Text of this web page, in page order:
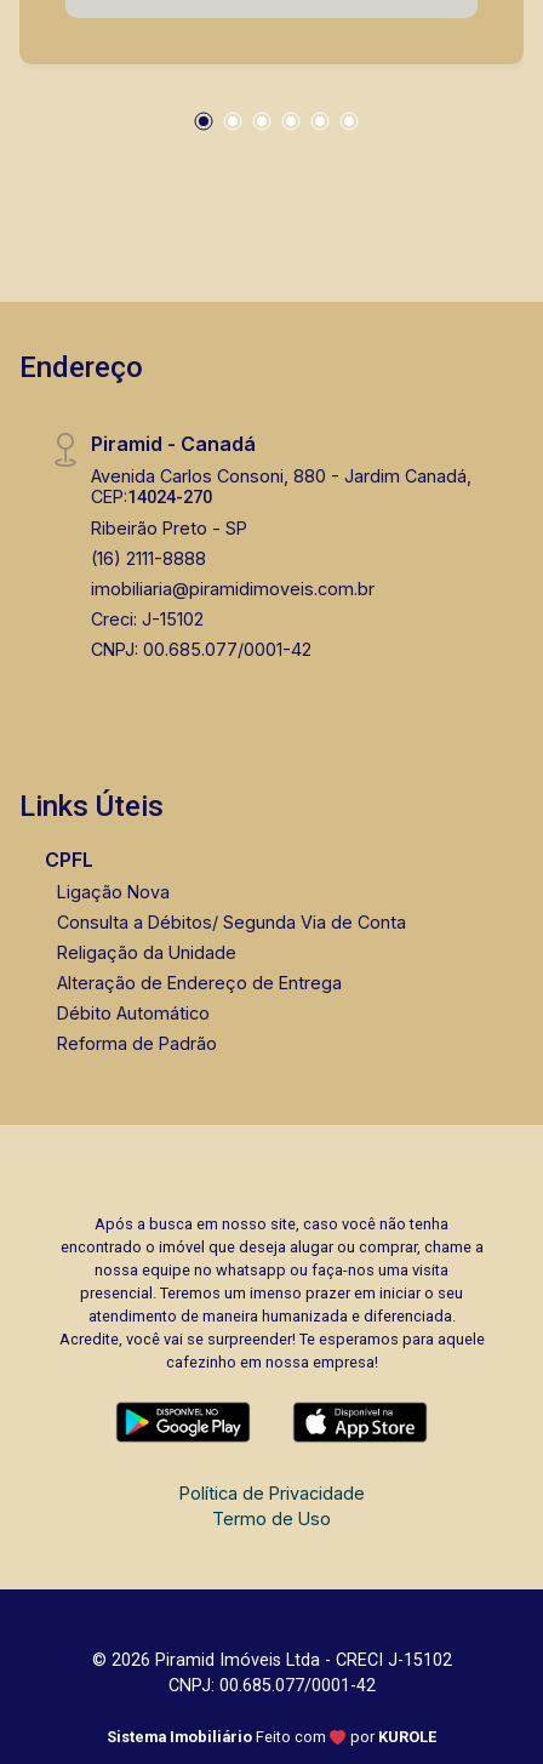
Lavanderia coberta; - Quintal com área gourmet
vagas de garagem. A Piramid tem como objetivo
segurança, em locação, vendas de imóveis
Endereço
Piramid - Canadá
Avenida Carlos Consoni, 880 - Jardim Canadá,
CEP:14024-270
Ribeirão Preto - SP
(16) 2111-8888
imobiliaria@piramidimoveis.com.br
Creci: J-15102
CNPJ: 00.685.077/0001-42
Links Úteis
CPFL
Ligação Nova
Consulta a Débitos/ Segunda Via de Conta
Religação da Unidade
Alteração de Endereço de Entrega
Débito Automático
Reforma de Padrão
Após a busca em nosso site, caso você não tenha
encontrado o imóvel que deseja alugar ou comprar, chame a
nossa equipe no whatsapp ou faça-nos uma visita
presencial. Teremos um imenso prazer em iniciar o seu
atendimento de maneira humanizada e diferenciada.
Acredite, você vai se surpreender! Te esperamos para aquele
cafezinho em nossa empresa!
Política de Privacidade
Termo de Uso
© 2026 Piramid Imóveis Ltda - CRECI J-15102
CNPJ: 00.685.077/0001-42
Sistema Imobiliário Feito com por KUROLE